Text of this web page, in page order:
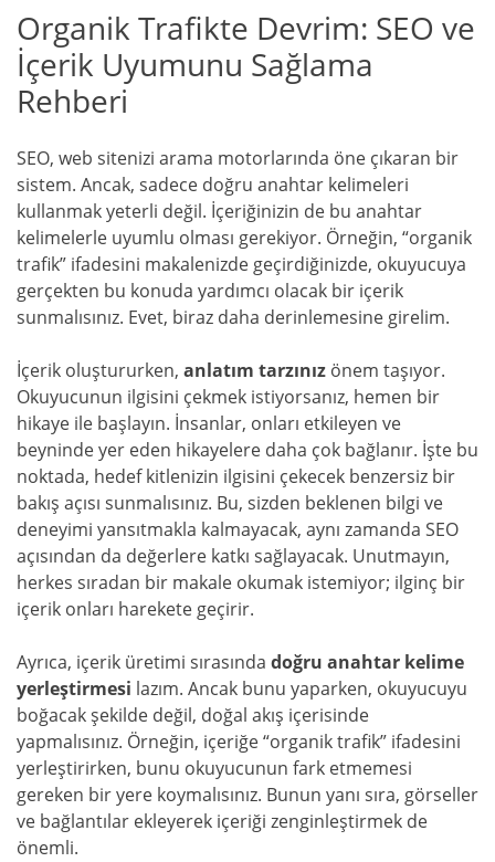
Organik Trafikte Devrim: SEO ve
İçerik Uyumunu Sağlama
Rehberi
SEO, web sitenizi arama motorlarında öne çıkaran bir
sistem. Ancak, sadece doğru anahtar kelimeleri
kullanmak yeterli değil. İçeriğinizin de bu anahtar
kelimelerle uyumlu olması gerekiyor. Örneğin, “organik
trafik” ifadesini makalenizde geçirdiğinizde, okuyucuya
gerçekten bu konuda yardımcı olacak bir içerik
sunmalısınız. Evet, biraz daha derinlemesine girelim.
İçerik oluştururken, anlatım tarzınız önem taşıyor.
Okuyucunun ilgisini çekmek istiyorsanız, hemen bir
hikaye ile başlayın. İnsanlar, onları etkileyen ve
beyninde yer eden hikayelere daha çok bağlanır. İşte bu
noktada, hedef kitlenizin ilgisini çekecek benzersiz bir
bakış açısı sunmalısınız. Bu, sizden beklenen bilgi ve
deneyimi yansıtmakla kalmayacak, aynı zamanda SEO
açısından da değerlere katkı sağlayacak. Unutmayın,
herkes sıradan bir makale okumak istemiyor; ilginç bir
içerik onları harekete geçirir.
Ayrıca, içerik üretimi sırasında doğru anahtar kelime
yerleştirmesi lazım. Ancak bunu yaparken, okuyucuyu
boğacak şekilde değil, doğal akış içerisinde
yapmalısınız. Örneğin, içeriğe “organik trafik” ifadesini
yerleştirirken, bunu okuyucunun fark etmemesi
gereken bir yere koymalısınız. Bunun yanı sıra, görseller
ve bağlantılar ekleyerek içeriği zenginleştirmek de
önemli.